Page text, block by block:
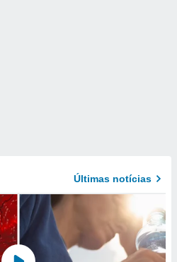
Últimas notícias